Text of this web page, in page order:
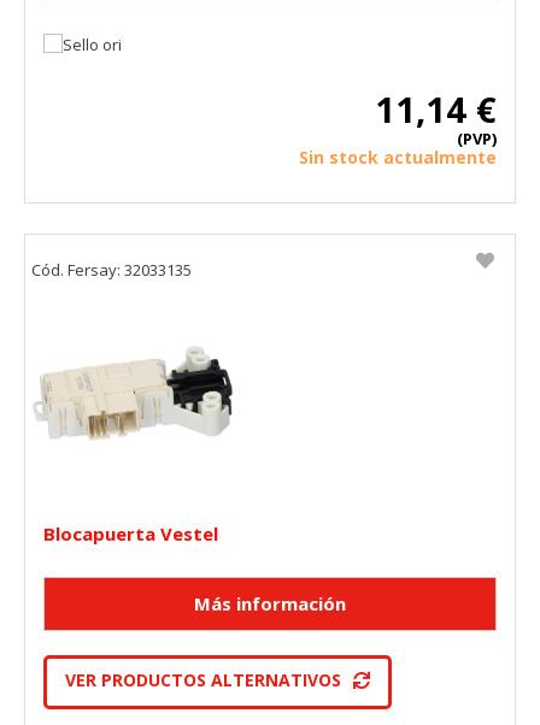
11,14 €
(PVP)
Sin stock actualmente
Blocapuerta Vestel
VER PRODUCTOS ALTERNATIVOS
Cód. Fersay: 32033135